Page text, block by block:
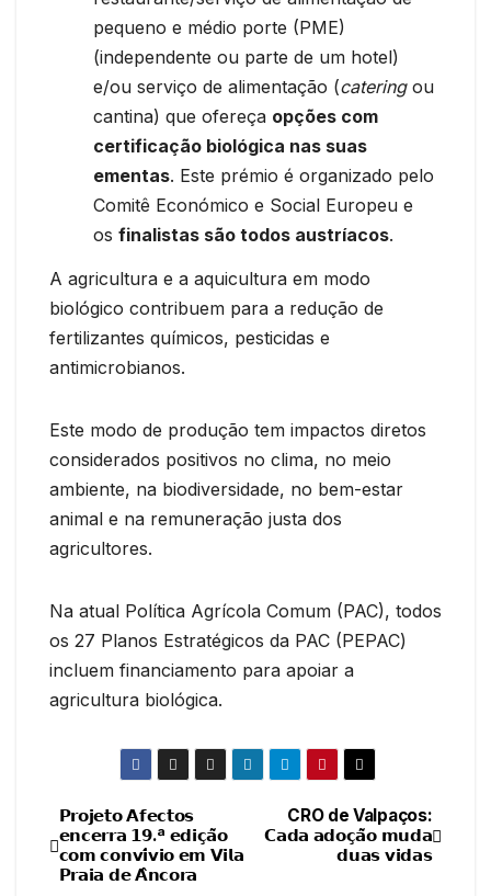
pequeno e médio porte (PME)
(independente ou parte de um hotel)
e/ou serviço de alimentação (cateringou
cantina) que ofereça opções com
certificação biológica nas suas
ementas. Este prémio é organizado pelo
Comitê Económico e Social Europeu e
os finalistas são todos austríacos.
A agricultura e a aquicultura em modo
biológico contribuem para a redução de
fertilizantes químicos, pesticidas e
antimicrobianos.
Este modo de produção tem impactos diretos
considerados positivos no clima, no meio
ambiente, na biodiversidade, no bem-estar
animal e na remuneração justa dos
agricultores.
Na atual Política Agrícola Comum (PAC), todos
os 27 Planos Estratégicos da PAC (PEPAC)
incluem financiamento para apoiar a
agricultura biológica.
Navegação
de
CRO de Valpaços:
𝗖𝗮𝗱𝗮 𝗮𝗱𝗼𝗰̧𝗮̃𝗼 𝗺𝘂𝗱𝗮
𝗱𝘂𝗮𝘀 𝘃𝗶𝗱𝗮𝘀
𝗣𝗿𝗼𝗷𝗲𝘁𝗼 𝗔𝗳𝗲𝗰𝘁𝗼𝘀
𝗲𝗻𝗰𝗲𝗿𝗿𝗮 𝟭𝟵.ª 𝗲𝗱𝗶𝗰̧𝗮̃𝗼
𝗰𝗼𝗺 𝗰𝗼𝗻𝘃𝗶́𝘃𝗶𝗼 𝗲𝗺 𝗩𝗶𝗹𝗮
𝗣𝗿𝗮𝗶𝗮 𝗱𝗲 𝗔̂𝗻𝗰𝗼𝗿𝗮